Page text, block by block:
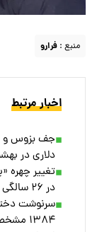
منبع : فرارو
اخبار مرتبط
دلاری در
در ۲۶ سالگی + عکس
سرنوشت
۱۳۸۴ مشخص شد